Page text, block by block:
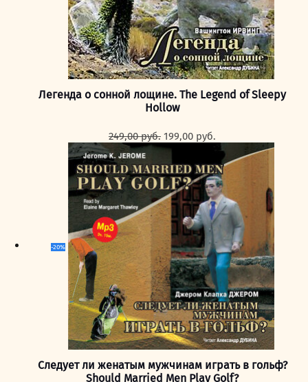
Легенда о сонной лощине. The Legend of Sleepy
Hollow
249,00руб. Первоначальная
цена
249,00 руб..
199,00 руб.
199,00 руб..
-20%
Следует ли женатым мужчинам играть в гольф?
Should Married Men Play Golf?